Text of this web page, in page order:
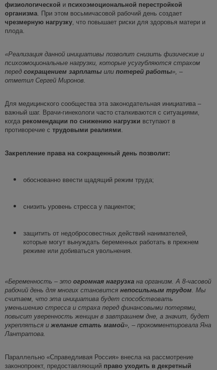
физиологической и психоэмоциональной перестройкой
организма . При этом восьмичасовой рабочий день создает
чрезмерную нагрузку , что повышает риски для здоровья матери и
плода.
«Реализация данной инициативы позволит снизить физические и
психоэмоциональные нагрузки, которые усугубляются страхом
перед сокращением зарплаты или потерей работы», –
отметил Сергей Миронов.
Для медицинского сообщества эта законодательная инициатива –
важный шаг. Врачи-гинекологи часто сталкиваются с ситуациями,
когда рекомендации по снижению нагрузки вступают в
противоречие с трудовыми реалиями
Закрепление права на сокращенный день позволит:
обоснованно ввести щадящий режим труда;
снизить уровень стресса у пациенток;
защитить от недобросовестных действий нанимателей,
которые могут вынуждать беременных работать в прежнем
режиме или добиваться увольнения.
«Беременность – это огромная нагрузка на организм. А 8-часовой
рабочий день для многих становится непосильным трудом . Мы
считаем, что эта инициатива будет способствовать
уменьшению стресса и страха перед финансовыми потерями,
повысит уверенность женщин в завтрашнем дне, а значит, будет
укрепляться и желание стать мамой», – прокомментировала Яна
Лантратова.
Параллельно «Справедливая Россия» внесла на рассмотрение
законопроект, предоставляющий право уходить в декретный